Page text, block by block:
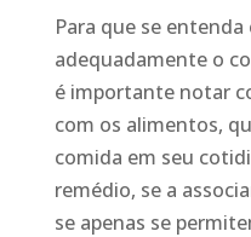
Para que se
adequadamente o
é importante notar
com os alimentos,
comida em seu
remédio, se a
se apenas se